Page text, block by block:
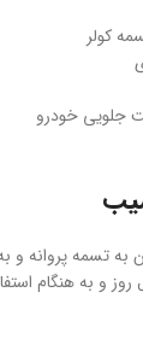
کولر
جلویی خودرو
تسمه پروانه و
و به هنگام